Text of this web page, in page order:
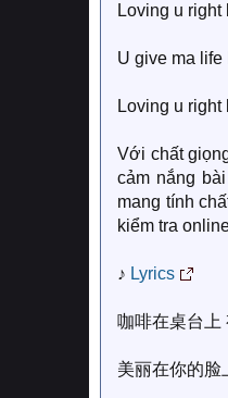
Loving u right
U give ma life
Loving u right
Với chất
cảm nắng
mang tính
kiểm tra
♪ Lyrics
咖啡在桌台上
美丽在你的脸